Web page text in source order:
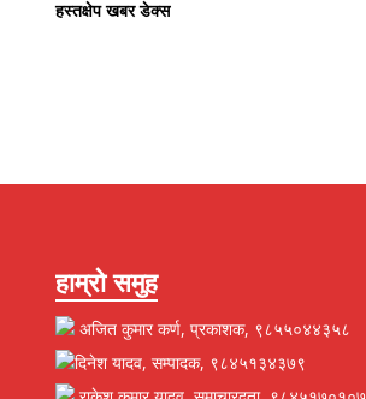
हस्तक्षेप खबर डेक्स
हाम्रो समुह
अजित कुमार कर्ण, प्रकाशक, ९८५५०४४३५८
दिनेश यादव, सम्पादक, ९८४५१३४३७९